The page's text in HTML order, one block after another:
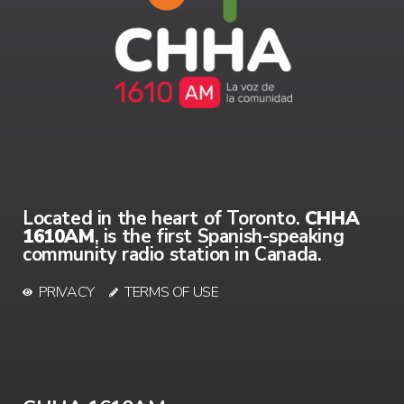
Located in the heart of Toronto. CHHA
1610AM, is the first Spanish-speaking
community radio station in Canada.
PRIVACY TERMS OF USE